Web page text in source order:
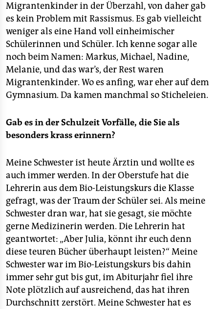
Migrantenkinder in der Überzahl, von daher gab
es kein Problem mit Rassismus. Es gab vielleicht
weniger als eine Hand voll einheimischer
Schülerinnen und Schüler. Ich kenne sogar alle
noch beim Namen: Markus, Michael, Nadine,
Melanie, und das war’s, der Rest waren
Migrantenkinder. Wo es anfing, war eher auf dem
Gymnasium. Da kamen manchmal so Sticheleien.
Gab es in der Schulzeit Vorfälle, die Sie als
besonders krass erinnern?
Meine Schwester ist heute Ärztin und wollte es
auch immer werden. In der Oberstufe hat die
Lehrerin aus dem Bio-Leistungskurs die Klasse
gefragt, was der Traum der Schüler sei. Als meine
Schwester dran war, hat sie gesagt, sie möchte
gerne Medizinerin werden. Die Lehrerin hat
geantwortet: „Aber Julia, könnt ihr euch denn
diese teuren Bücher überhaupt leisten?“ Meine
Schwester war im Bio-Leistungskurs bis dahin
immer sehr gut bis gut, im Abiturjahr fiel ihre
Note plötzlich auf ausreichend, das hat ihren
Durchschnitt zerstört. Meine Schwester hat es